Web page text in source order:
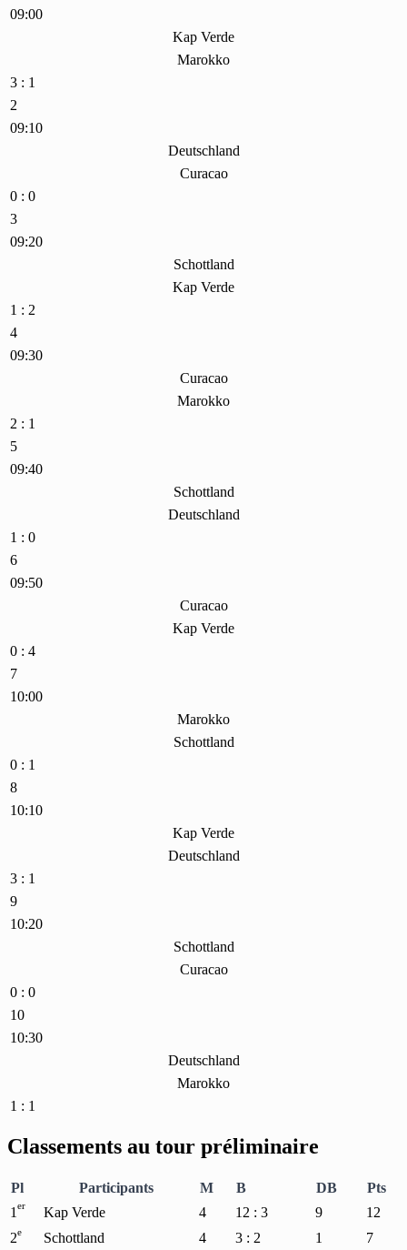
09:00
Kap Verde
Marokko
3 : 1
2
09:10
Deutschland
Curacao
0 : 0
3
09:20
Schottland
Kap Verde
1 : 2
4
09:30
Curacao
Marokko
2 : 1
5
09:40
Schottland
Deutschland
1 : 0
6
09:50
Curacao
Kap Verde
0 : 4
7
10:00
Marokko
Schottland
0 : 1
8
10:10
Kap Verde
Deutschland
3 : 1
9
10:20
Schottland
Curacao
0 : 0
10
10:30
Deutschland
Marokko
1 : 1
Classements au tour préliminaire
Pl Participants M B DB
Pts
1 er Kap Verde 4 12 : 3 9
12
2e Schottland 4 3 : 2 1
7